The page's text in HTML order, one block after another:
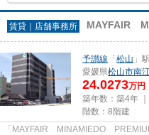
賃貸｜店舗事務所 MAYFAIR
予讃線 「 松山 」
愛媛県松山市南
24.0273万円
築年数：築4年 ｜
階数：8階建
「MAYFAIR MINAMIEDO